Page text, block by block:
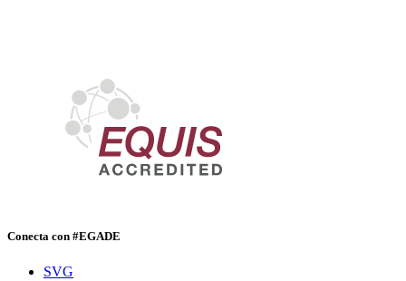
Conecta con #EGADE
SVG